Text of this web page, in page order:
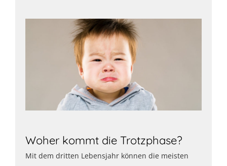
Woher kommt die Trotzphase?
Mit dem dritten Lebensjahr können die meisten